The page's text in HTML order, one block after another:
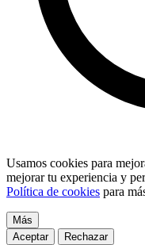
Usamos cookies para
mejorar tu experiencia y
Política de cookies para
Más
Aceptar
Rechazar